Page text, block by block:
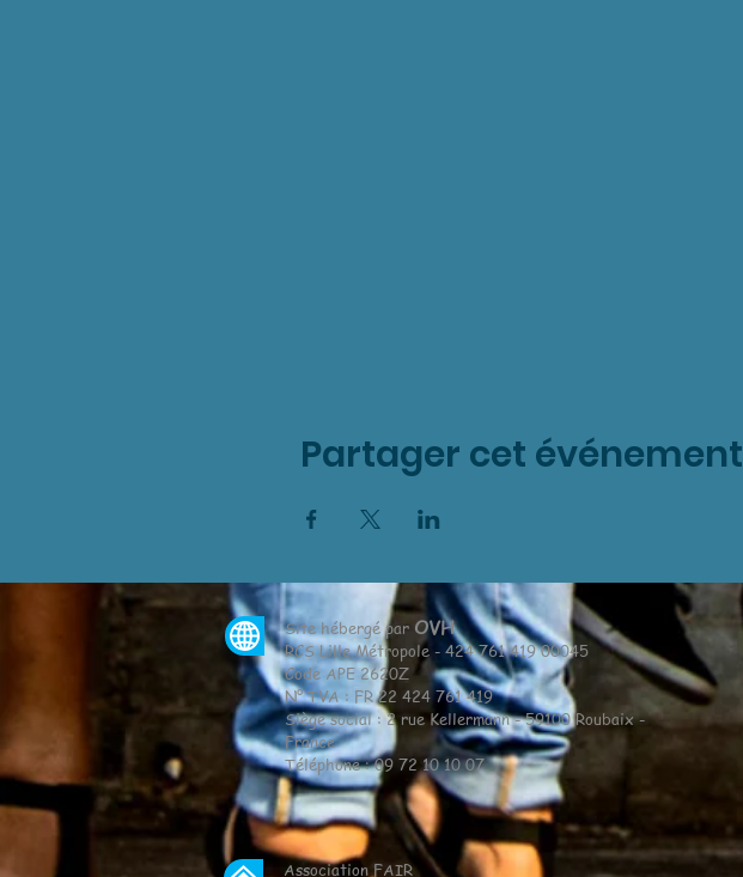
Partager cet événement
Site hébergé par OVH
RCS Lille Métropole - 424 761 419 00045
Code APE 2620Z
N° TVA : FR 22 424 761 419
Siège social : 2 rue Kellermann - 59100 Roubaix -
France
Téléphone : 09 72 10 10 07
Association FAIR